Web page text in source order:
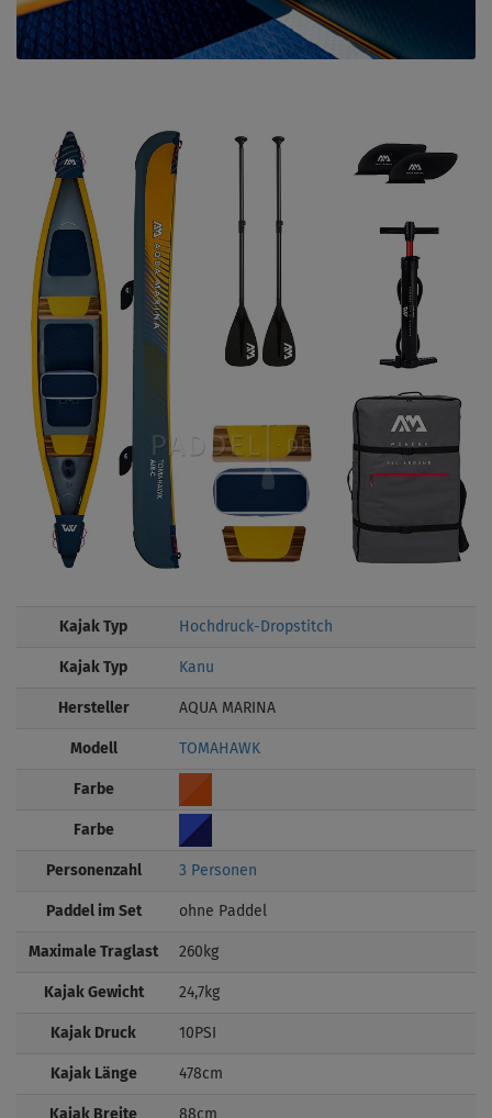
Kajak Typ Hochdruck-Dropstitch
Kajak Typ Kanu
Hersteller AQUA MARINA
Modell TOMAHAWK
Farbe
Farbe
Personenzahl 3 Personen
Paddel im Set ohne Paddel
Maximale Traglast 260kg
Kajak Gewicht 24,7kg
Kajak Druck 10PSI
Kajak Länge 478cm
Kajak Breite 88cm